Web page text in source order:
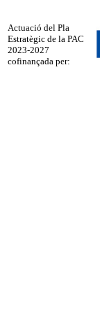
Actuació del Pla
Estratègic de la PAC
2023-2027
cofinançada per: